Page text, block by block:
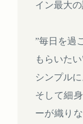
イン最大の
”毎日を過
もらいた
シンプルに
そして細
ーが織り